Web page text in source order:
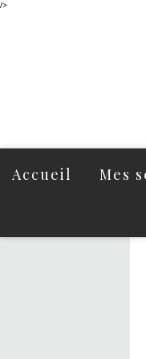
/>
Accueil Mes